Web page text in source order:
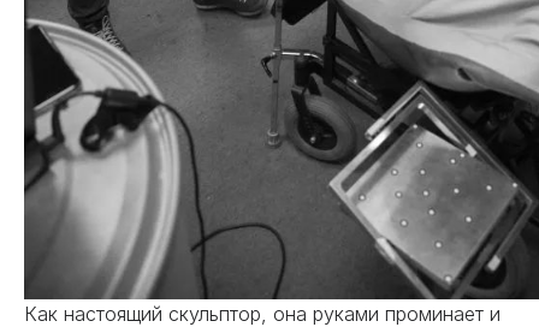
Как настоящий скульптор, она руками проминает и